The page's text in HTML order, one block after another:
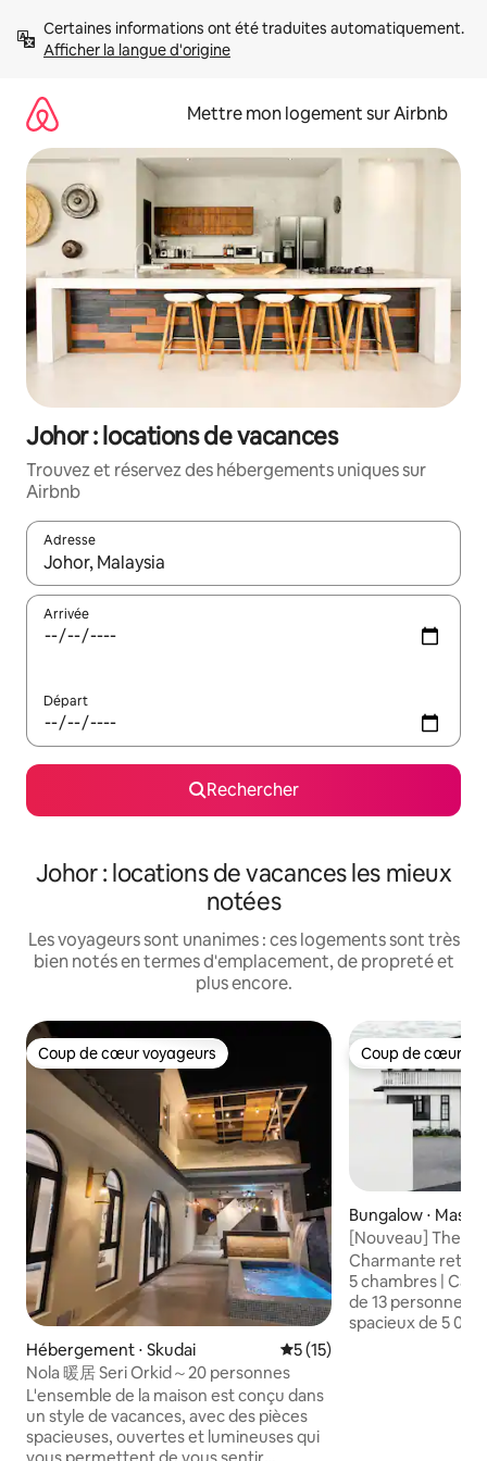
directement
Afficher la langue d'origine
Mettre mon logement sur Airbnb
Johor : locations de vacances
Trouvez et réservez des hébergements uniques sur
Airbnb
Adresse
Lorsque les résultats s'affichent, utilisez les flèches vers le
Arrivée
Départ
Rechercher
Johor : locations de vacances les mieux
notées
Les voyageurs sont unanimes : ces logements sont très
bien notés en termes d'emplacement, de propreté et
plus encore.
Coup de cœur voyageurs
Coup de cœur voyageurs
Hébergement ⋅ Skudai Évaluation moyenne sur la
5 (15)
Nola 暖居 Seri Orkid～20 personnes
L'ensemble de la maison est conçu dans
un style de vacances, avec des pièces
spacieuses, ouvertes et lumineuses qui
Coup de cœur
Coup de cœur
Bungalow ⋅ Masai
[Nouveau] The
5 chambres –
billard
Charmante
5 chambres |
de 13 personnes Située sur un terrain
spacieux de 5